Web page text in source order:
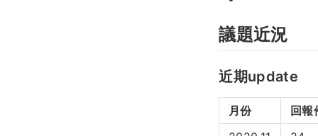
議題近況
近期update
月份
回報